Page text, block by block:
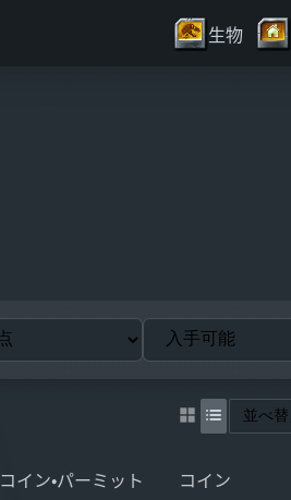
生物
コイン・パーミット コイン